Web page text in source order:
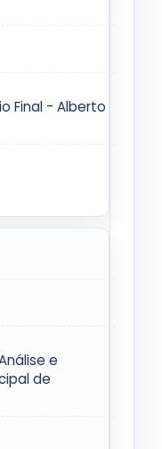
Final - Alberto
e
de